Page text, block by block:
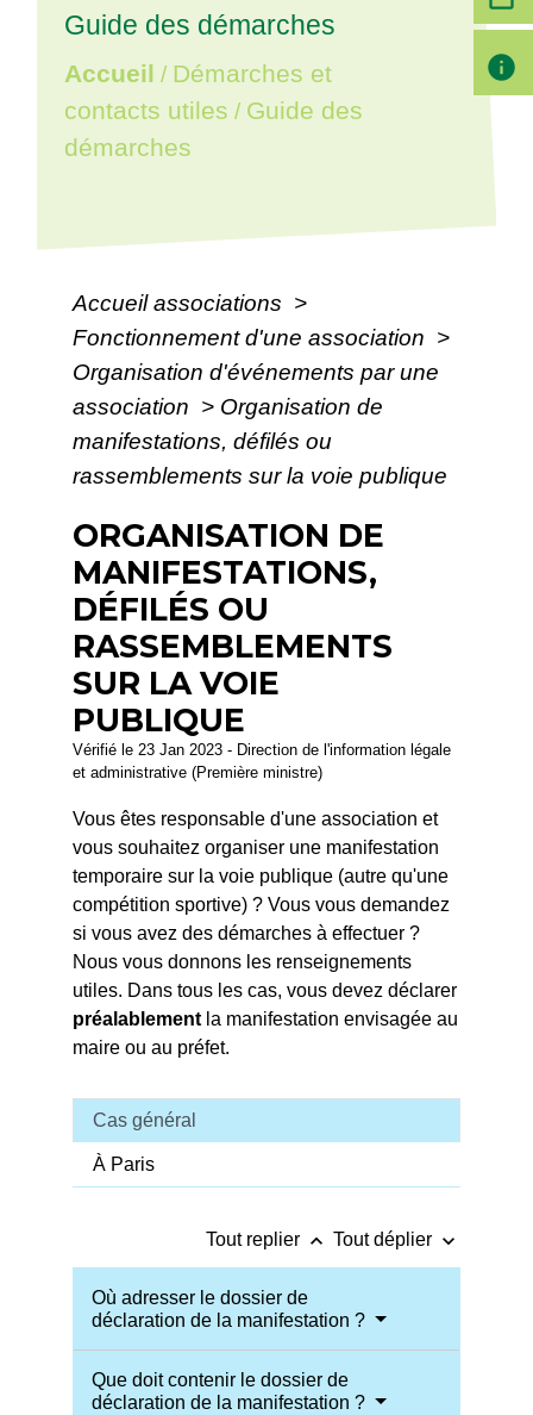
Guide des démarches
Accueil / Démarches et
contacts utiles / Guide des
démarches
Accueil associations >
Fonctionnement d'une association >
Organisation d'événements par une
association > Organisation de
manifestations, défilés ou
rassemblements sur la voie publique
ORGANISATION DE
MANIFESTATIONS,
DÉFILÉS OU
RASSEMBLEMENTS
SUR LA VOIE
PUBLIQUE
Vérifié le 23 Jan 2023 - Direction de l'information légale
et administrative (Première ministre)
Vous êtes responsable d'une association et
vous souhaitez organiser une manifestation
temporaire sur la voie publique (autre qu'une
compétition sportive) ? Vous vous demandez
si vous avez des démarches à effectuer ?
Nous vous donnons les renseignements
utiles. Dans tous les cas, vous devez déclarer
préalablement la manifestation envisagée au
maire ou au préfet.
Cas général
À Paris
Tout replier keyboard_arrow_up Tout déplier keyboard_arrow_down
Où adresser le dossier de
déclaration de la manifestation ?
Que doit contenir le dossier de
déclaration de la manifestation ?
info